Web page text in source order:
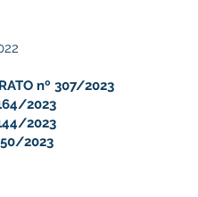
nº 307/2023
2023
2023
2023